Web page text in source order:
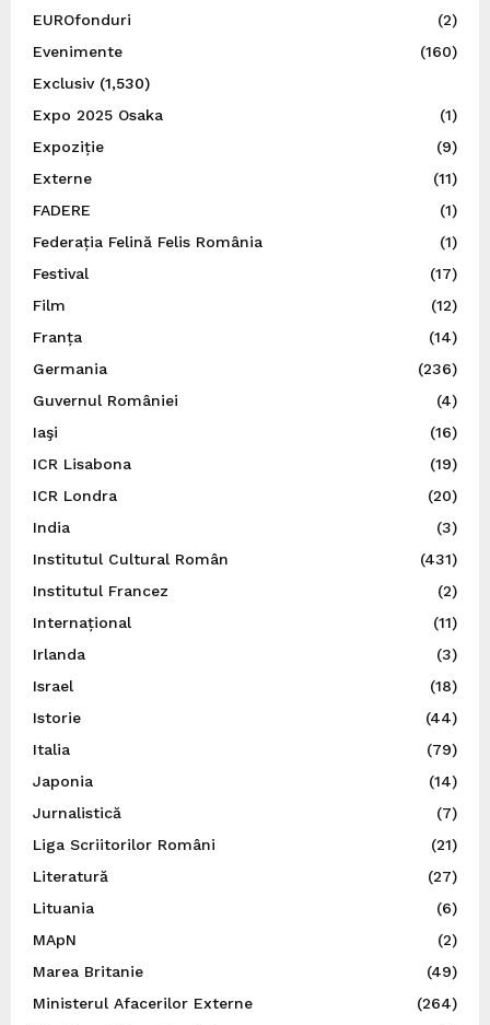
EUROfonduri
(2)
Evenimente
(160)
Exclusiv(1,530)
Expo 2025 Osaka
(1)
Expoziție
(9)
Externe
(11)
FADERE
(1)
Federația Felină Felis România
(1)
Festival
(17)
Film
(12)
Franța
(14)
Germania
(236)
Guvernul României
(4)
Iaşi
(16)
ICR Lisabona
(19)
ICR Londra
(20)
India
(3)
Institutul Cultural Român
(431)
Institutul Francez
(2)
Internațional
(11)
Irlanda
(3)
Israel
(18)
Istorie
(44)
Italia
(79)
Japonia
(14)
Jurnalistică
(7)
Liga Scriitorilor Români
(21)
Literatură
(27)
Lituania
(6)
MApN
(2)
Marea Britanie
(49)
Ministerul Afacerilor Externe
(264)